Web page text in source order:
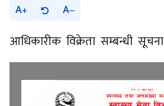
A A
आधिकारीक विक्रेता सम्बन्धी सूचना